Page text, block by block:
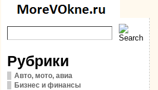
Рубрики
Авто, мото, авиа
Бизнес и финансы